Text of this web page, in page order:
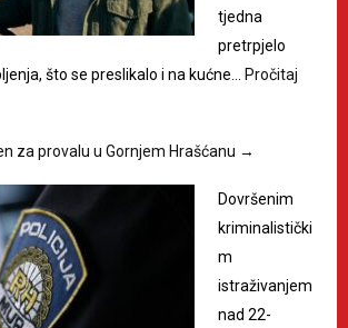
tjedna
pretrpjelo
što se preslikalo i na kućne…
Pročitaj
za provalu u Gornjem Hrašćanu →
Dovršenim
kriminalistički
m
istraživanjem
nad 22-